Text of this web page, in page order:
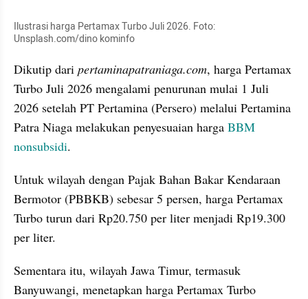
Ilustrasi harga Pertamax Turbo Juli 2026. Foto:
Unsplash.com/dino kominfo
Dikutip dari pertaminapatraniaga.com, harga Pertamax
Turbo Juli 2026 mengalami penurunan mulai 1 Juli
2026 setelah PT Pertamina (Persero) melalui Pertamina
Patra Niaga melakukan penyesuaian harga BBM
nonsubsidi.
Untuk wilayah dengan Pajak Bahan Bakar Kendaraan
Bermotor (PBBKB) sebesar 5 persen, harga Pertamax
Turbo turun dari Rp20.750 per liter menjadi Rp19.300
per liter.
Sementara itu, wilayah Jawa Timur, termasuk
Banyuwangi, menetapkan harga Pertamax Turbo